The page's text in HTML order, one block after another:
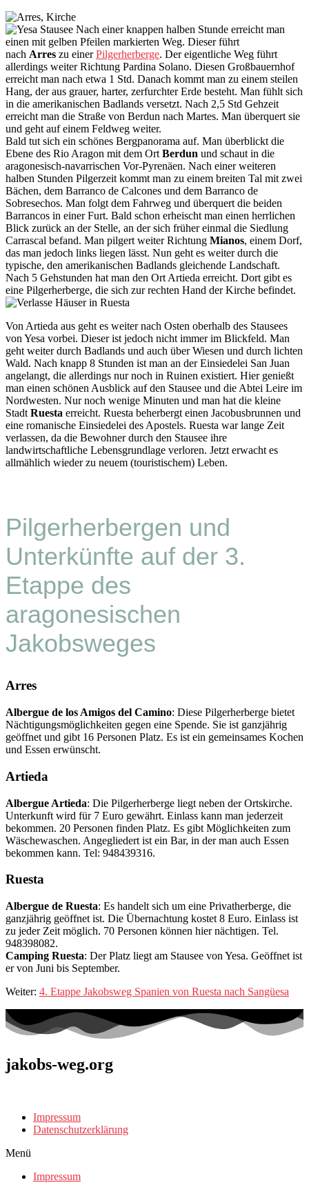
Nach einer knappen halben Stunde erreicht man
einen mit gelben Pfeilen markierten Weg. Dieser führt
nach Arres zu einerPilgerherberge. Der eigentliche Weg führt
allerdings weiter Richtung Pardina Solano. Diesen Großbauernhof
erreicht man nach etwa 1 Std. Danach kommt man zu einem steilen
Hang, der aus grauer, harter, zerfurchter Erde besteht. Man fühlt sich
in die amerikanischen Badlands versetzt. Nach 2,5 Std Gehzeit
erreicht man die Straße von Berdun nach Martes. Man überquert sie
und geht auf einem Feldweg weiter.
Bald tut sich ein schönes Bergpanorama auf. Man überblickt die
Ebene des Rio Aragon mit dem Ort Berdun und schaut in die
aragonesisch-navarrischen Vor-Pyrenäen. Nach einer weiteren
halben Stunden Pilgerzeit kommt man zu einem breiten Tal mit zwei
Bächen, dem Barranco de Calcones und dem Barranco de
Sobresechos. Man folgt dem Fahrweg und überquert die beiden
Barrancos in einer Furt. Bald schon erheischt man einen herrlichen
Blick zurück an der Stelle, an der sich früher einmal die Siedlung
Carrascal befand. Man pilgert weiter Richtung Mianos, einem Dorf,
das man jedoch links liegen lässt. Nun geht es weiter durch die
typische, den amerikanischen Badlands gleichende Landschaft.
Nach 5 Gehstunden hat man den Ort Artieda erreicht. Dort gibt es
eine Pilgerherberge, die sich zur rechten Hand der Kirche befindet.
Von Artieda aus geht es weiter nach Osten oberhalb des Stausees
von Yesa vorbei. Dieser ist jedoch nicht immer im Blickfeld. Man
geht weiter durch Badlands und auch über Wiesen und durch lichten
Wald. Nach knapp 8 Stunden ist man an der Einsiedelei San Juan
angelangt, die allerdings nur noch in Ruinen existiert. Hier genießt
man einen schönen Ausblick auf den Stausee und die Abtei Leire im
Nordwesten. Nur noch wenige Minuten und man hat die kleine
Stadt Ruesta erreicht. Ruesta beherbergt einen Jacobusbrunnen und
eine romanische Einsiedelei des Apostels. Ruesta war lange Zeit
verlassen, da die Bewohner durch den Stausee ihre
landwirtschaftliche Lebensgrundlage verloren. Jetzt erwacht es
allmählich wieder zu neuem (touristischem) Leben.
Pilgerherbergen und
Unterkünfte auf der 3.
Etappe des
aragonesischen
Jakobsweges
Arres
Albergue de los Amigos del Camino: Diese Pilgerherberge bietet
Nächtigungsmöglichkeiten gegen eine Spende. Sie ist ganzjährig
geöffnet und gibt 16 Personen Platz. Es ist ein gemeinsames Kochen
und Essen erwünscht.
Artieda
Albergue Artieda: Die Pilgerherberge liegt neben der Ortskirche.
Unterkunft wird für 7 Euro gewährt. Einlass kann man jederzeit
bekommen. 20 Personen finden Platz. Es gibt Möglichkeiten zum
Wäschewaschen. Angegliedert ist ein Bar, in der man auch Essen
bekommen kann. Tel: 948439316.
Ruesta
Albergue de Ruesta: Es handelt sich um eine Privatherberge, die
ganzjährig geöffnet ist. Die Übernachtung kostet 8 Euro. Einlass ist
zu jeder Zeit möglich. 70 Personen können hier nächtigen. Tel.
948398082.
Camping Ruesta: Der Platz liegt am Stausee von Yesa. Geöffnet ist
er von Juni bis September.
Weiter: 4. Etappe Jakobsweg Spanien von Ruesta nach Sangüesa
jakobs-weg.org
Impressum
Datenschutzerklärung
Menü
Impressum